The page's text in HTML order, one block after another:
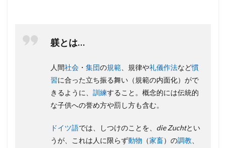
躾とは…
人間社会 ・ 集団の規範 、規律や礼儀作法など慣
習に合った立ち振る舞い（規範の内面化）がで
きるように、 訓練すること。概念的には伝統的
な子供への誉め方や罰し方も含む。
ドイツ語では、しつけのことを、 die Zuchtとい
うが、これは人に限らず動物 （家畜）の調教